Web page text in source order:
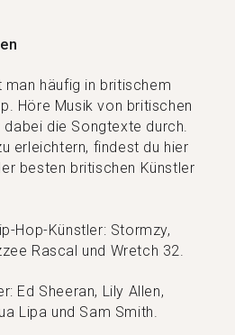
man häufig in britischem
Höre Musik von britischen
dabei die Songtexte durch.
erleichtern, findest du hier
besten britischen Künstler
Hop-Künstler: Stormzy,
Rascal und Wretch 32.
Ed Sheeran, Lily Allen,
Lipa und Sam Smith.